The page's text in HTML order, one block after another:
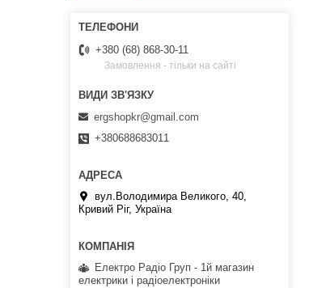
+380 (68) 868-30-11
Замовлення - тільки на сайті
ergshopkr@gmail.com
+380688683011
вул.Володимира Великого, 40,
Кривий Ріг, Україна
Електро Радіо Груп - 1й магазин
електрики і радіоелектроніки